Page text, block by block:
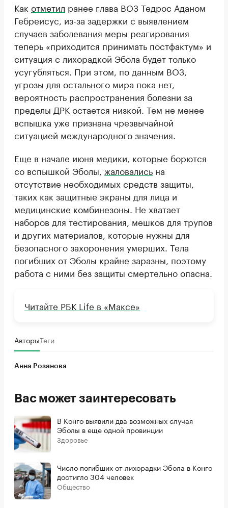
Как отметил ранее глава ВОЗ Тедрос Аданом
Гебреисус, из-за задержки с выявлением
случаев заболевания меры реагирования
теперь «приходится принимать постфактум» и
ситуация с лихорадкой Эбола будет только
усугубляться. При этом, по данным ВОЗ,
угрозы для остального мира пока нет,
вероятность распространения болезни за
пределы ДРК остается низкой. Тем не менее
вспышка уже признана чрезвычайной
ситуацией международного значения.
Еще в начале июня медики, которые борются
со вспышкой Эболы, жаловались на
отсутствие необходимых средств защиты,
таких как защитные экраны для лица и
медицинские комбинезоны. Не хватает
наборов для тестирования, мешков для трупов
и других материалов, которые нужны для
безопасного захоронения умерших. Тела
погибших от Эболы крайне заразны, поэтому
работа с ними без защиты смертельно опасна.
Читайте РБК Life в «Максе»
АвторыТеги
Анна Розанова
Вас может заинтересовать
В Конго выявили два возможных случая
Эболы в еще одной провинции
Здоровье
Число погибших от лихорадки Эбола в Конго
достигло 304 человек
Общество